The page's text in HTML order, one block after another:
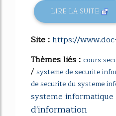
LIRE LA SUITE
Site :https://
Thèmes liés : cours
/ systeme de securite
de securite du systeme
systeme informatique
d'information